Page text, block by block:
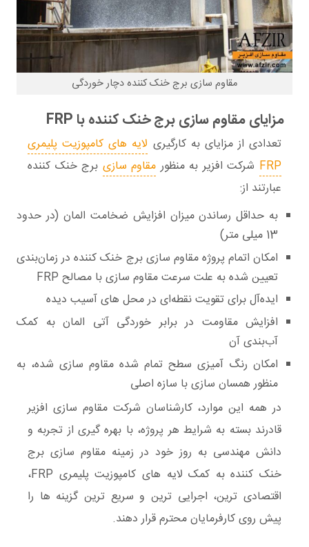
مقاوم سازی برج خنک کننده دچار خوردگی
مزایای مقاوم سازی برج خنک کننده با FRP
تعدادی از مزایای به کارگیری لایه های کامپوزیت پلیمری
FRP شرکت افزیر به منظور مقاوم سازی برج خنک کننده
عبارتند از:
به حداقل رساندن میزان افزایش ضخامت المان (در حدود
13 میلی متر)
امکان اتمام پروژه مقاوم سازی برج خنک کننده در زمان‌بندی
تعیین شده به علت سرعت مقاوم سازی با مصالح FRP
ایده‌آل برای تقویت نقطه‌ای در محل های آسیب دیده
افزایش مقاومت در برابر خوردگی آتی المان‌ به کمک
آب‌بندی آن‌ ‌ ‌
امکان رنگ آمیزی سطح تمام شده مقاوم سازی شده، به
منظور همسان سازی با سازه اصلی
در همه این موارد، کارشناسان شرکت مقاوم سازی افزیر
قادرند بسته به شرایط هر پروژه، با بهره گیری از تجربه و
دانش مهندسی به روز خود در زمینه مقاوم سازی برج
خنک کننده به کمک لایه های کامپوزیت پلیمری FRP،
اقتصادی ترین، اجرایی ترین و سریع ترین گزینه ها را
پیش روی کارفرمایان محترم قرار دهند.